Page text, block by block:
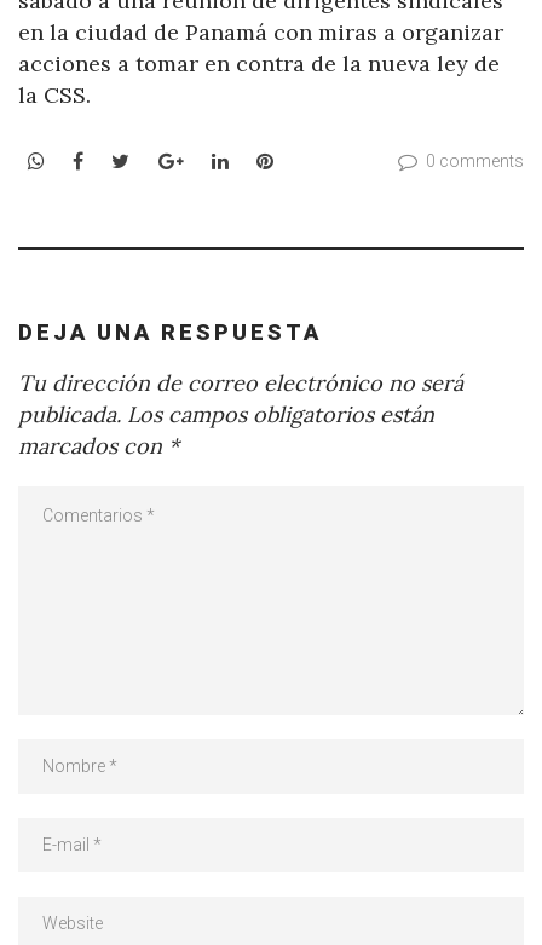
en la ciudad de Panamá con miras a organizar
acciones a tomar en contra de la nueva ley de
la CSS.
WhatsApp
Facebook
TwitterGoogle+LinkedInPinterest 0 comments
DEJA UNA RESPUESTA
Tu dirección de correo electrónico no será
publicada. Los campos obligatorios están
marcados con *